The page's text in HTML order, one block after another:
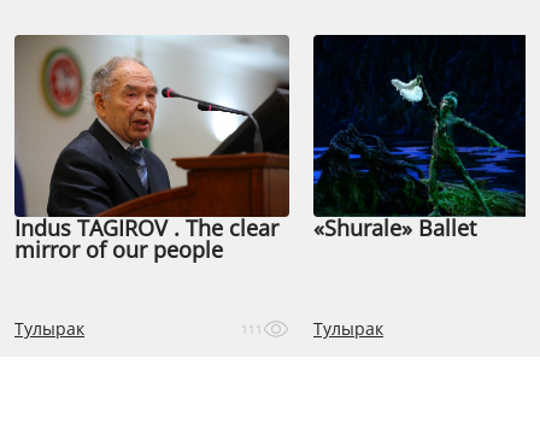
Indus TAGIROV . The clear
mirror of our people
Тулырак 111
«Shurale» Ballet
Тулырак